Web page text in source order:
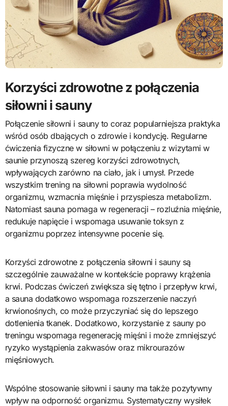
Korzyści zdrowotne z połączenia
siłowni i sauny
Połączenie siłowni i sauny to coraz popularniejsza praktyka
wśród osób dbających o zdrowie i kondycję. Regularne
ćwiczenia fizyczne w siłowni w połączeniu z wizytami w
saunie przynoszą szereg korzyści zdrowotnych,
wpływających zarówno na ciało, jak i umysł. Przede
wszystkim trening na siłowni poprawia wydolność
organizmu, wzmacnia mięśnie i przyspiesza metabolizm.
Natomiast sauna pomaga w regeneracji – rozluźnia mięśnie,
redukuje napięcie i wspomaga usuwanie toksyn z
organizmu poprzez intensywne pocenie się.
Korzyści zdrowotne z połączenia siłowni i sauny są
szczególnie zauważalne w kontekście poprawy krążenia
krwi. Podczas ćwiczeń zwiększa się tętno i przepływ krwi,
a sauna dodatkowo wspomaga rozszerzenie naczyń
krwionośnych, co może przyczyniać się do lepszego
dotlenienia tkanek. Dodatkowo, korzystanie z sauny po
treningu wspomaga regenerację mięśni i może zmniejszyć
ryzyko wystąpienia zakwasów oraz mikrourazów
mięśniowych.
Wspólne stosowanie siłowni i sauny ma także pozytywny
wpływ na odporność organizmu. Systematyczny wysiłek